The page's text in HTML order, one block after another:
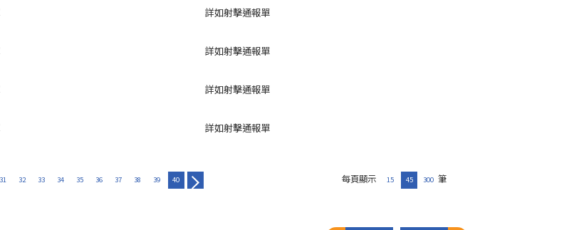
詳如射擊通報單
詳如射擊通報單
詳如射擊通報單
詳如射擊通報單
31 32 33 34 35 36 37 38 39 40 每頁顯示 15 45 300 筆